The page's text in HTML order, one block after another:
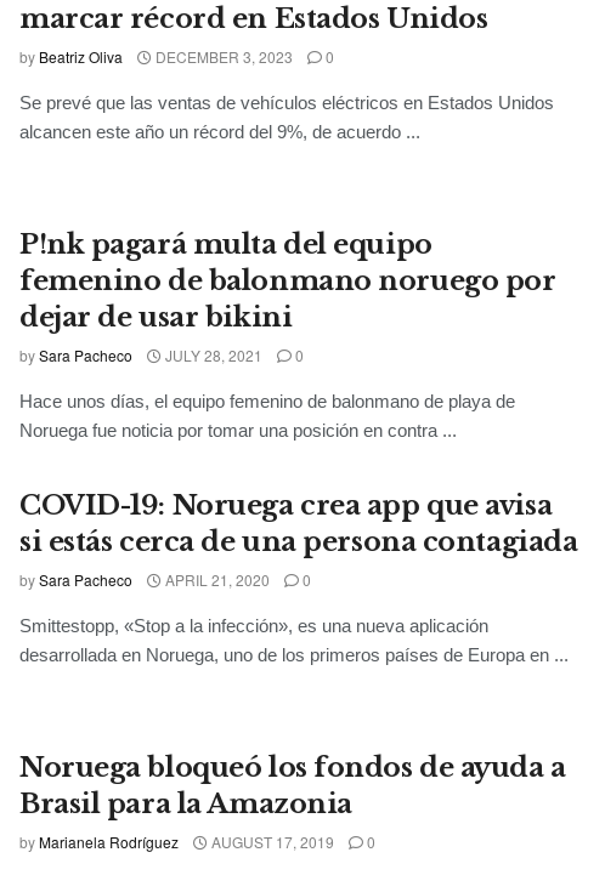
marcar récord en Estados Unidos
by Beatriz Oliva DECEMBER 3, 2023 0
Se prevé que las ventas de vehículos eléctricos en Estados Unidos
alcancen este año un récord del 9%, de acuerdo ...
P!nk pagará multa del equipo
femenino de balonmano noruego por
dejar de usar bikini
bySara Pacheco JULY 28, 2021 0
Hace unos días, el equipo femenino de balonmano de playa de
Noruega fue noticia por tomar una posición en contra ...
COVID-19: Noruega crea app que avisa
si estás cerca de una persona contagiada
bySara Pacheco APRIL 21, 2020 0
Smittestopp, «Stop a la infección», es una nueva aplicación
desarrollada en Noruega, uno de los primeros países de Europa en ...
Noruega bloqueó los fondos de ayuda a
Brasil para la Amazonia
byMarianela Rodríguez AUGUST 17, 2019 0